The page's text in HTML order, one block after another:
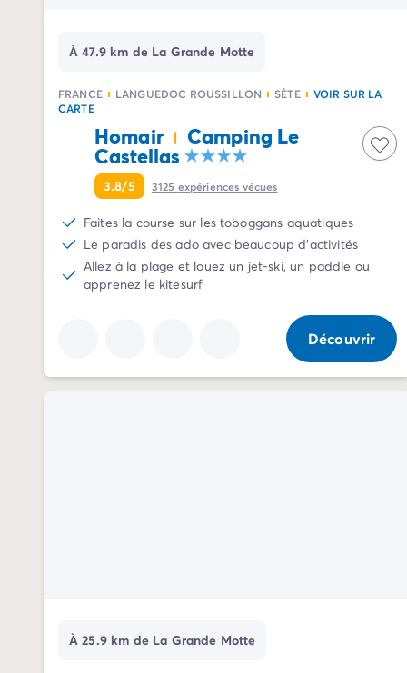
Camping Provence-Alpes-Côte d'Azur
Camping Alpes-Maritimes
Camping Cannes
Camping Nice
Camping Bouches du Rhône
Camping Cassis
Camping Marseille
Camping Fréjus
Camping Hyères les Palmiers
Camping Vaucluse
Camping Santander
À 47.9 km de La Grande Motte
FRANCE LANGUEDOC ROUSSILLON SÈTE
VOIR SUR LA
CARTE
Homair Camping Le
Castellas
3.8/5 3125 expériences vécues
Faites la course sur les toboggans aquatiques
Le paradis des ado avec beaucoup d'activités
Allez à la plage et louez un jet-ski, un paddle ou
apprenez le kitesurf
Découvrir
À 25.9 km de La Grande Motte